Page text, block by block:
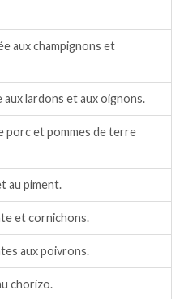
aux champignons et
aux lardons et aux oignons.
porc et pommes de terre
au piment.
et cornichons.
aux poivrons.
chorizo.